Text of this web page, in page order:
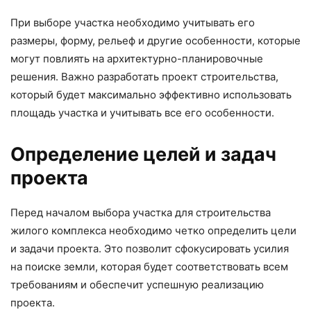
При выборе участка необходимо учитывать его
размеры, форму, рельеф и другие особенности, которые
могут повлиять на архитектурно-планировочные
решения. Важно разработать проект строительства,
который будет максимально эффективно использовать
площадь участка и учитывать все его особенности.
Определение целей и задач
проекта
Перед началом выбора участка для строительства
жилого комплекса необходимо четко определить цели
и задачи проекта. Это позволит сфокусировать усилия
на поиске земли, которая будет соответствовать всем
требованиям и обеспечит успешную реализацию
проекта.